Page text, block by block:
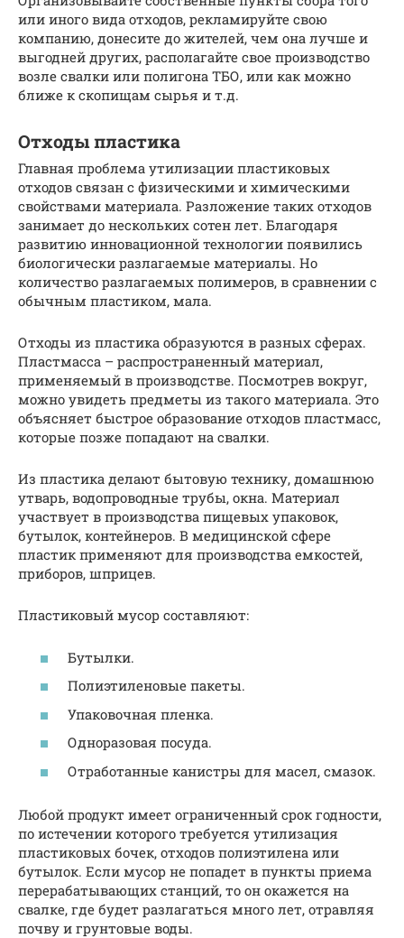
или иного вида отходов, рекламируйте свою
компанию, донесите до жителей, чем она лучше и
выгодней других, располагайте свое производство
возле свалки или полигона ТБО, или как можно
ближе к скопищам сырья и т.д.
Отходы пластика
Главная проблема утилизации пластиковых
отходов связан с физическими и химическими
свойствами материала. Разложение таких отходов
занимает до нескольких сотен лет. Благодаря
развитию инновационной технологии появились
биологически разлагаемые материалы. Но
количество разлагаемых полимеров, в сравнении с
обычным пластиком, мала.
Отходы из пластика образуются в разных сферах.
Пластмасса – распространенный материал,
применяемый в производстве. Посмотрев вокруг,
можно увидеть предметы из такого материала. Это
объясняет быстрое образование отходов пластмасс,
которые позже попадают на свалки.
Из пластика делают бытовую технику, домашнюю
утварь, водопроводные трубы, окна. Материал
участвует в производства пищевых упаковок,
бутылок, контейнеров. В медицинской сфере
пластик применяют для производства емкостей,
приборов, шприцев.
Пластиковый мусор составляют:
Бутылки.
Полиэтиленовые пакеты.
Упаковочная пленка.
Одноразовая посуда.
Отработанные канистры для масел, смазок.
Любой продукт имеет ограниченный срок годности,
по истечении которого требуется утилизация
пластиковых бочек, отходов полиэтилена или
бутылок. Если мусор не попадет в пункты приема
перерабатывающих станций, то он окажется на
свалке, где будет разлагаться много лет, отравляя
почву и грунтовые воды.